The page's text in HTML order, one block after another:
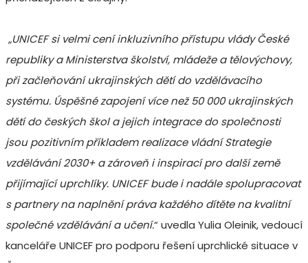
„UNICEF si velmi cení inkluzivního přístupu vlády České
republiky a Ministerstva školství, mládeže a tělovýchovy,
při začleňování ukrajinských dětí do vzdělávacího
systému. Úspěšné zapojení více než 50 000 ukrajinských
dětí do českých škol a jejich integrace do společnosti
jsou pozitivním příkladem realizace vládní Strategie
vzdělávání 2030+ a zároveň i inspirací pro další země
přijímající uprchlíky. UNICEF bude i nadále spolupracovat
s partnery na naplnění práva každého dítěte na kvalitní
společné vzdělávání a učení.“ uvedla Yulia Oleinik, vedoucí
kanceláře UNICEF pro podporu řešení uprchlické situace v